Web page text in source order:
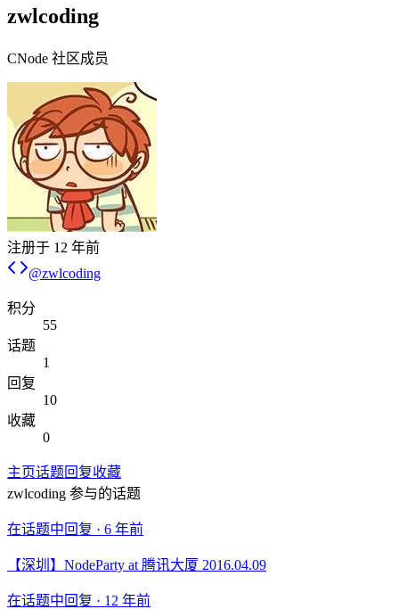
zwlcoding
CNode 社区成员
注册于 12 年前
@zwlcoding
积分
55
话题
1
回复
10
收藏
0
主页话题回复收藏
zwlcoding 参与的话题
在话题中回复 · 6 年前
【深圳】NodeParty at 腾讯大厦 2016.04.09
在话题中回复 · 12 年前